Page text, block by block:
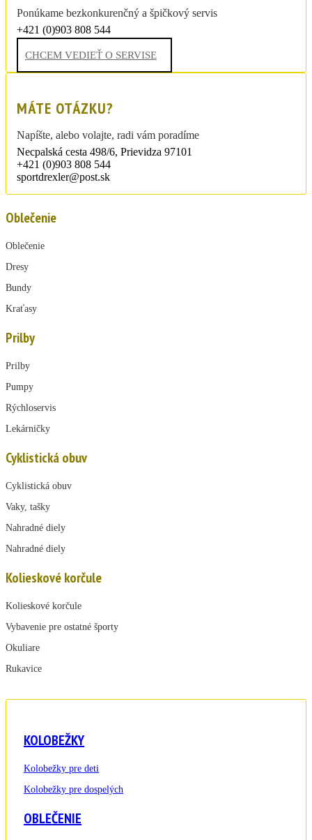
Ponúkame bezkonkurenčný a špičkový servis
+421 (0)903 808 544
sportdrexler@post.sk
CHCEM VEDIEŤ O SERVISE
MÁTE OTÁZKU?
Napíšte, alebo volajte, radi vám poradíme
Necpalská cesta 498/6, Prievidza 97101
+421 (0)903 808 544
sportdrexler@post.sk
Oblečenie
Oblečenie
Dresy
Bundy
Kraťasy
Prilby
Prilby
Pumpy
Rýchloservis
Lekárničky
Cyklistická obuv
Cyklistická obuv
Vaky, tašky
Nahradné diely
Nahradné diely
Kolieskové korčule
Kolieskové korčule
Vybavenie pre ostatné športy
Okuliare
Rukavice
KOLOBEŽKY
Kolobežky pre deti
Kolobežky pre dospelých
OBLEČENIE